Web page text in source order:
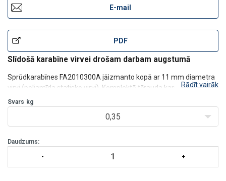
E-mail
PDF
Slīdošā karabīne virvei drošam darbam augstumā
Sprūdkarabīnes FA2010300A jāizmanto kopā ar 11 mm diametra
virvi (poliamīda statisko virvi). Komplektā tērauda karabīne
FA5010117. Trūkšanas spēks: > 15 kN
Maksimālais lietotāju skaits:1
Rādīt vairāk
Svars kg
0,35
Daudzums: